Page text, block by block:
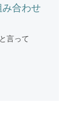
合わせ
言って